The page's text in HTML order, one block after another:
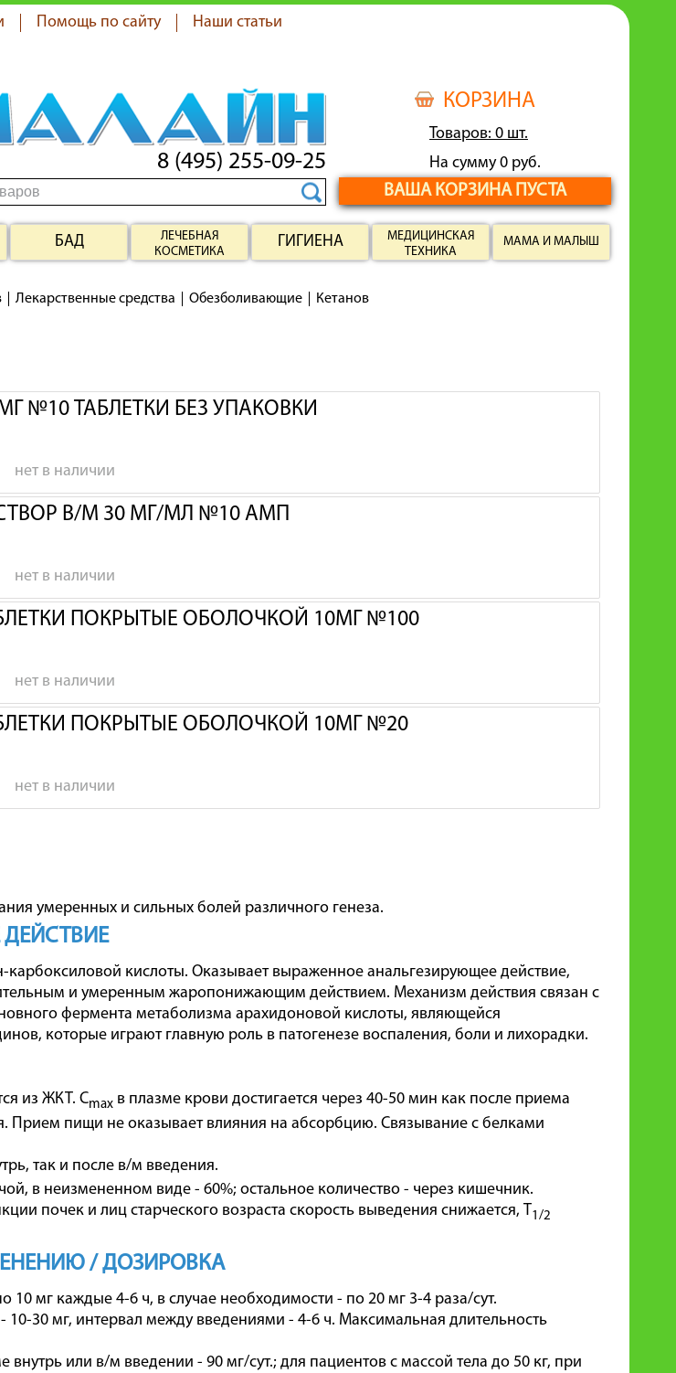
Помощь по сайту Наши статьи
КОРЗИНА
Товаров: 0 шт.
На сумму 0 руб.
ВАША КОРЗИНА ПУСТА
8 (495) 255-09-25
БАД
ЛЕЧЕБНАЯ
КОСМЕТИКА
ГИГИЕНА
МЕДИЦИНСКАЯ
ТЕХНИКА
МАМА И МАЛЫШ
Лекарственные средства Обезболивающие Кетанов
№10 ТАБЛЕТКИ БЕЗ УПАКОВКИ
нет в наличии
В/М 30 МГ/МЛ №10 АМП
нет в наличии
ПОКРЫТЫЕ ОБОЛОЧКОЙ 10МГ №100
нет в наличии
ПОКРЫТЫЕ ОБОЛОЧКОЙ 10МГ №20
нет в наличии
умеренных и сильных болей различного генеза.
кислоты. Оказывает выраженное анальгезирующее действие,
и умеренным жаропонижающим действием. Механизм действия связан с
фермента метаболизма арахидоновой кислоты, являющейся
которые играют главную роль в патогенезе воспаления, боли и лихорадки.
из ЖКТ. Cmax в плазме крови достигается через 40-50 мин как после приема
Прием пищи не оказывает влияния на абсорбцию. Связывание с белками
так и после в/м введения.
в неизмененном виде - 60%; остальное количество - через кишечник.
почек и лиц старческого возраста скорость выведения снижается, T 1/2
/ ДОЗИРОВКА
10 мг каждые 4-6 ч, в случае необходимости - по 20 мг 3-4 раза/сут.
10-30 мг, интервал между введениями - 4-6 ч. Максимальная длительность
или в/м введении - 90 мг/сут.; для пациентов с массой тела до 50 кг, при